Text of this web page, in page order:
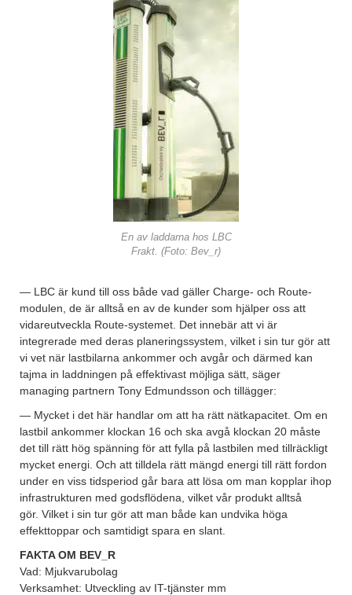
En av laddarna hos LBC
Frakt. (Foto: Bev_r)
— LBC är kund till oss både vad gäller Charge- och Route-
modulen, de är alltså en av de kunder som hjälper oss att
vidareutveckla Route-systemet. Det innebär att vi är
integrerade med deras planeringssystem, vilket i sin tur gör att
vi vet när lastbilarna ankommer och avgår och därmed kan
tajma in laddningen på effektivast möjliga sätt, säger
managing partnern Tony Edmundsson och tillägger:
— Mycket i det här handlar om att ha rätt nätkapacitet. Om en
lastbil ankommer klockan 16 och ska avgå klockan 20 måste
det till rätt hög spänning för att fylla på lastbilen med tillräckligt
mycket energi. Och att tilldela rätt mängd energi till rätt fordon
under en viss tidsperiod går bara att lösa om man kopplar ihop
infrastrukturen med godsflödena, vilket vår produkt alltså
gör. Vilket i sin tur gör att man både kan undvika höga
effekttoppar och samtidigt spara en slant.
FAKTA OM BEV_R
Vad: Mjukvarubolag
Verksamhet: Utveckling av IT-tjänster mm